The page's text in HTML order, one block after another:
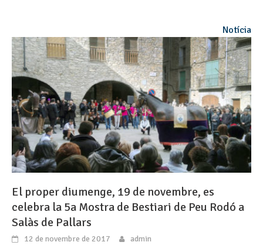
Notícia
El proper diumenge, 19 de novembre, es
celebra la 5a Mostra de Bestiari de Peu Rodó a
Salàs de Pallars
12 de novembre de 2017 admin